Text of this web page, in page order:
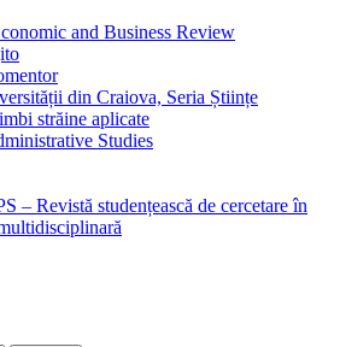
and Business Review
din Craiova, Seria Științe
străine aplicate
Studies
– Revistă studențească de cercetare în